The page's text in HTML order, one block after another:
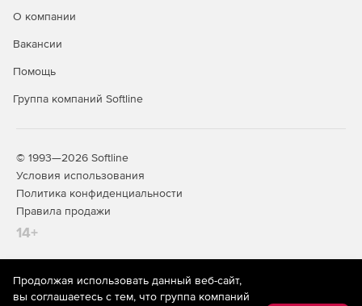
О компании
Вакансии
Помощь
Группа компаний Softline
© 1993—2026 Softline
Условия использования
Политика конфиденциальности
Правила продажи
14+
На информационном ресурсе store.softline.ru применяются
рекомендательные технологии(информационные технологии
Продолжая использовать данный веб-сайт,
вы соглашаетесь с тем, что группа компаний